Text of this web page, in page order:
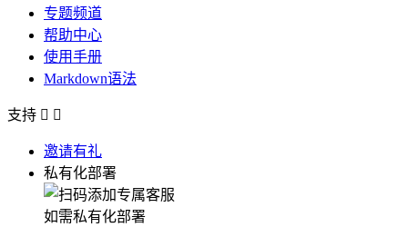
专题频道
帮助中心
使用手册
Markdown语法
支持  
邀请有礼
私有化部署
如需私有化部署